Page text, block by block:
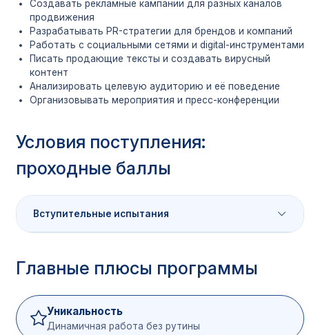
Создавать рекламные кампании для разных каналов
продвижения
Разрабатывать PR-стратегии для брендов и компаний
Работать с социальными сетями и digital-инструментами
Писать продающие тексты и создавать вирусный
контент
Анализировать целевую аудиторию и её поведение
Организовывать мероприятия и пресс-конференции
Условия поступления:
проходные баллы
Вступительные испытания
абитуриентов
Предмет
40
Главные плюсы программы
Уникальность
Динамичная работа без рутины